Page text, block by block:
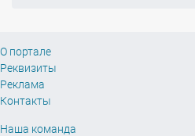
О портале
Реквизиты
Реклама
Контакты
Наша команда